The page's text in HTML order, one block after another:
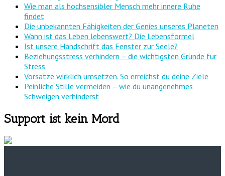
Wie man als hochsensibler Mensch mehr innere Ruhe
findet
Die unbekannten Fähigkeiten der Genies unseres Planeten
Wann ist das Leben lebenswert? Die Lebensformel
Ist unsere Handschrift das Fenster zur Seele?
Beziehungsstress verhindern – die wichtigsten Gründe für
Stress
Vorsätze wirklich umsetzen. So erreichst du deine Ziele
Peinliche Stille vermeiden – wie du unangenehmes
Schweigen verhinderst
Support ist kein Mord